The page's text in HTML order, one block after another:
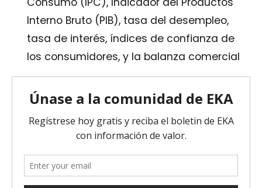
Interno Bruto (PIB), tasa del desempleo,
tasa de interés, índices de confianza de
los consumidores, y la balanza comercial